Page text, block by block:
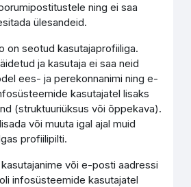
ning ei saa
ülesandeid.
on seotud kasutajaprofiiliga.
ja kasutaja ei saa neid
ees- ja perekonnanimi ning e-
kasutajatel lisaks
(struktuuriüksus või õppekava).
või muuta igal ajal muid
profiilipilti.
või e-posti aadressi
infosüsteemide kasutajatel